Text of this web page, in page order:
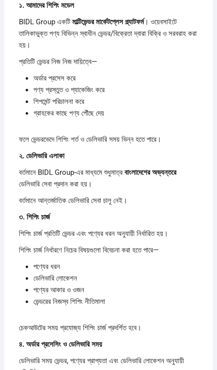
১. আমাদেরশিপিং মডেল
BIDL Group একটি মাল্টিভেন্ডরমার্কেটপ্লেসপ্ল্যাটফর্ম। ওয়েবসাইটে
তালিকাভুক্ত পণ্য বিভিন্ন স্বাধীন ভেন্ডর/বিক্রেতা দ্বারা বিক্রি ও সরবরাহ করা
হয়।
প্রতিটি ভেন্ডর নিজ নিজ দায়িত্বে—
অর্ডার প্রসেস করে
পণ্য প্রস্তুত ও প্যাকেজিং করে
শিপমেন্ট পরিচালনা করে
গ্রাহকের কাছে পণ্য পৌঁছে দেয়
ফলে ভেন্ডরভেদে শিপিং শর্ত ও ডেলিভারি সময় ভিন্ন হতে পারে।
২. ডেলিভারিএলাকা
বর্তমানে BIDL Group-এর মাধ্যমে শুধুমাত্র বাংলাদেশেরঅভ্যন্তরে
ডেলিভারি সেবা প্রদান করা হয়।
বর্তমানে আন্তর্জাতিক ডেলিভারি সেবা চালু নেই।
৩. শিপিং চার্জ
শিপিং চার্জ প্রতিটি ভেন্ডর এবং পণ্যের ধরন অনুযায়ী নির্ধারিত হয়।
শিপিং চার্জ নির্ধারণে নিচের বিষয়গুলো বিবেচনা করা হতে পারে—
পণ্যের ধরন
ডেলিভারি লোকেশন
পণ্যের আকার ও ওজন
ভেন্ডরের নিজস্ব শিপিং নীতিমালা
চেকআউটের সময় প্রযোজ্য শিপিং চার্জ প্রদর্শিত হবে।
৪. অর্ডারপ্রসেসিং ওডেলিভারিসময়
ডেলিভারি সময় ভেন্ডর, পণ্যের প্রাপ্যতা এবং ডেলিভারি লোকেশন অনুযায়ী